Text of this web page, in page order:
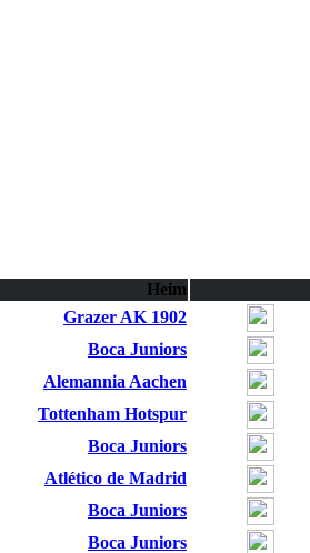
Heim
Grazer AK 1902
Boca Juniors
Alemannia Aachen
Tottenham Hotspur
Boca Juniors
Atlético de Madrid
Boca Juniors
Boca Juniors